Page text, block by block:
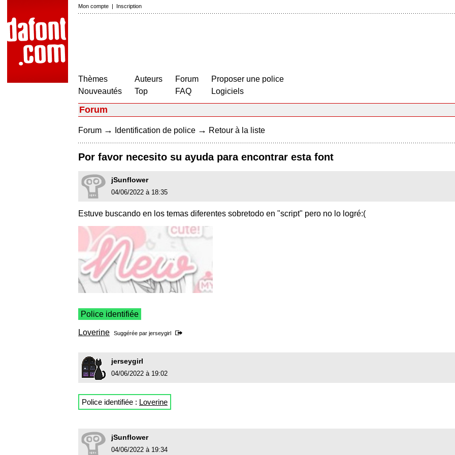
Mon compte | Inscription
Thèmes
Nouveautés
Auteurs
Top
Forum
FAQ
Proposer une police
Logiciels
Forum
Forum → Identification de police → Retour à la liste
Por favor necesito su ayuda para encontrar esta font
jSunflower
04/06/2022 à 18:35
Estuve buscando en los temas diferentes sobretodo en "script" pero no lo logré:(
Police identifiée
Loverine Suggérée par jerseygirl
jerseygirl
04/06/2022 à 19:02
Police identifiée : Loverine
jSunflower
04/06/2022 à 19:34